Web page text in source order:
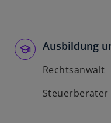
Ausbildung
Rechtsanwalt
Steuerberater